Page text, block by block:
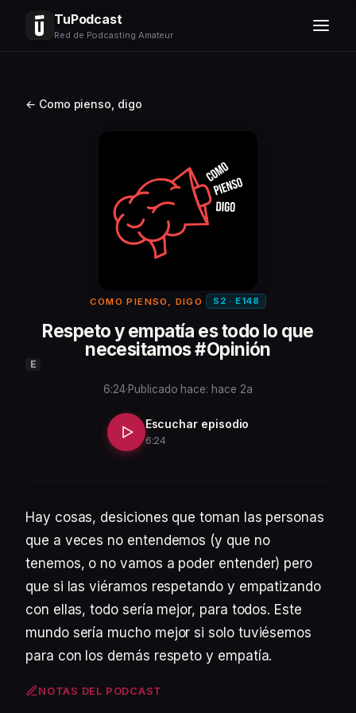
TuPodcast
Red de Podcasting Amateur
← Como pienso, digo
COMO PIENSO, DIGO · S2 · E148
Respeto y empatía es todo lo que
necesitamos #Opinión
E
6:24·Publicado hace: hace 2a
Escuchar episodio
6:24
Hay cosas, desiciones que toman las personas
que a veces no entendemos (y que no
tenemos, o no vamos a poder entender) pero
que si las viéramos respetando y empatizando
con ellas, todo sería mejor, para todos. Este
mundo sería mucho mejor si solo tuviésemos
para con los demás respeto y empatía.
NOTAS DEL PODCAST